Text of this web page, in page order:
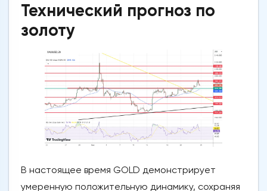
Технический прогноз по
золоту
В настоящее время GOLD демонстрирует
умеренную положительную динамику, сохраняя